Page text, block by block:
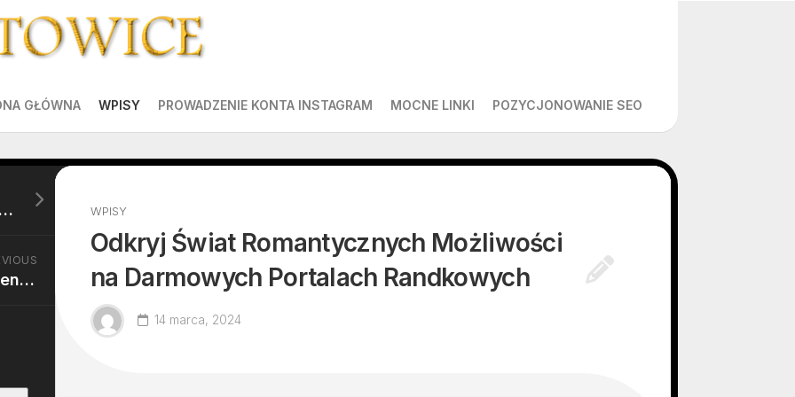
GŁÓWNA WPISY PROWADZENIE KONTA INSTAGRAM MOCNE LINKI POZYCJONOWANIE SEO
WPISY
Odkryj Świat Romantycznych Możliwości
na Darmowych Portalach Randkowych
14 marca, 2024
Dlaczego poduszka ciążowa to prezent idealny dla każdej kobiety w ciąży
Szybka reakcja: znaczenie efektywnego montażu alarmów